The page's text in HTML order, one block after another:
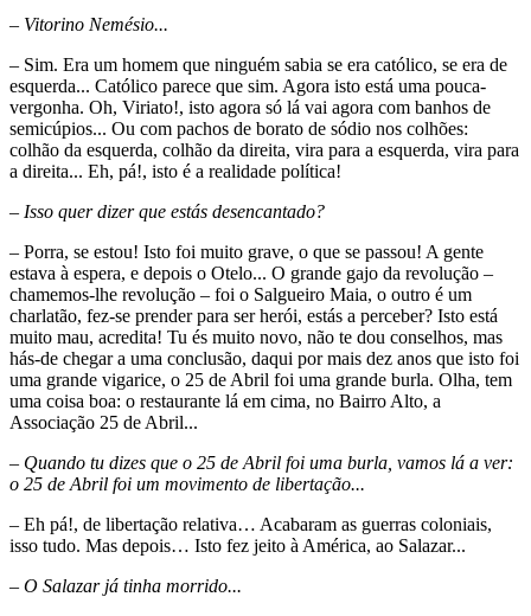
– Vitorino Nemésio...
– Sim. Era um homem que ninguém sabia se era católico, se era de
esquerda... Católico parece que sim. Agora isto está uma pouca-
vergonha. Oh, Viriato!, isto agora só lá vai agora com banhos de
semicúpios... Ou com pachos de borato de sódio nos colhões:
colhão da esquerda, colhão da direita, vira para a esquerda, vira para
a direita... Eh, pá!, isto é a realidade política!
– Isso quer dizer que estás desencantado?
– Porra, se estou! Isto foi muito grave, o que se passou! A gente
estava à espera, e depois o Otelo... O grande gajo da revolução –
chamemos-lhe revolução – foi o Salgueiro Maia, o outro é um
charlatão, fez-se prender para ser herói, estás a perceber? Isto está
muito mau, acredita! Tu és muito novo, não te dou conselhos, mas
hás-de chegar a uma conclusão, daqui por mais dez anos que isto foi
uma grande vigarice, o 25 de Abril foi uma grande burla. Olha, tem
uma coisa boa: o restaurante lá em cima, no Bairro Alto, a
Associação 25 de Abril...
– Quando tu dizes que o 25 de Abril foi uma burla, vamos lá a ver:
o 25 de Abril foi um movimento de libertação...
– Eh pá!, de libertação relativa… Acabaram as guerras coloniais,
isso tudo. Mas depois… Isto fez jeito à América, ao Salazar...
– O Salazar já tinha morrido...